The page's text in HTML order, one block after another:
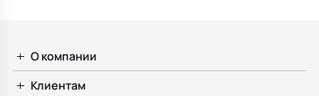
О компании
Клиентам